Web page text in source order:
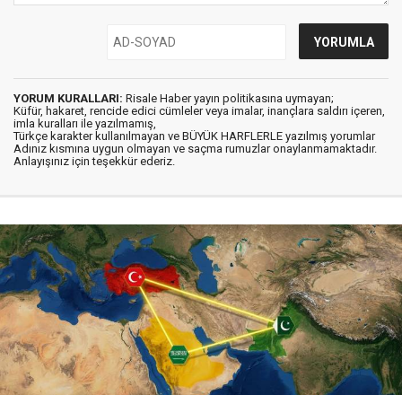
YORUM KURALLARI: Risale Haber yayın politikasına uymayan;
Küfür, hakaret, rencide edici cümleler veya imalar, inançlara saldırı içeren,
imla kuralları ile yazılmamış,
Türkçe karakter kullanılmayan ve BÜYÜK HARFLERLE yazılmış yorumlar
Adınız kısmına uygun olmayan ve saçma rumuzlar onaylanmamaktadır.
Anlayışınız için teşekkür ederiz.